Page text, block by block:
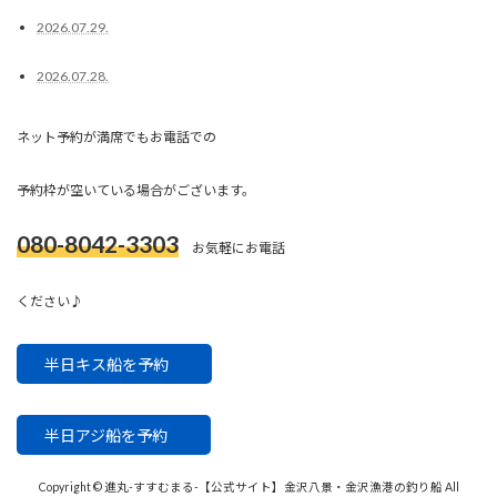
2026.07.29.
2026.07.28.
ネット予約が満席でもお電話での
予約枠が空いている場合がございます。
080-8042-3303 お気軽にお電話
ください♪
半日キス船を予約
半日アジ船を予約
Copyright © 進丸-すすむまる-【公式サイト】金沢八景・金沢漁港の釣り船 All